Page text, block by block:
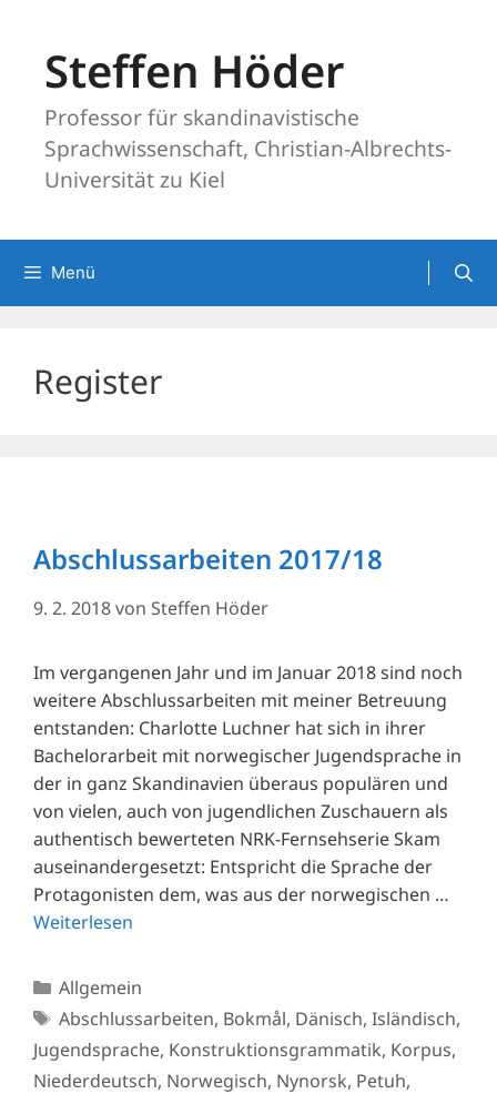
springenSteffen Höder
Professor für skandinavistische
Sprachwissenschaft, Christian-Albrechts-
Universität zu Kiel
Menü
Register
Abschlussarbeiten 2017/18
9. 2. 2018von Steffen Höder
Im vergangenen Jahr und im Januar 2018 sind noch
weitere Abschlussarbeiten mit meiner Betreuung
entstanden: Charlotte Luchner hat sich in ihrer
Bachelorarbeit mit norwegischer Jugendsprache in
der in ganz Skandinavien überaus populären und
von vielen, auch von jugendlichen Zuschauern als
authentisch bewerteten NRK-Fernsehserie Skam
auseinandergesetzt: Entspricht die Sprache der
Protagonisten dem, was aus der norwegischen …
Weiterlesen
Kategorien
Allgemein
Schlagwörter
Abschlussarbeiten, Bokmål, Dänisch, Isländisch,
Jugendsprache, Konstruktionsgrammatik, Korpus,
Niederdeutsch, Norwegisch, Nynorsk, Petuh,